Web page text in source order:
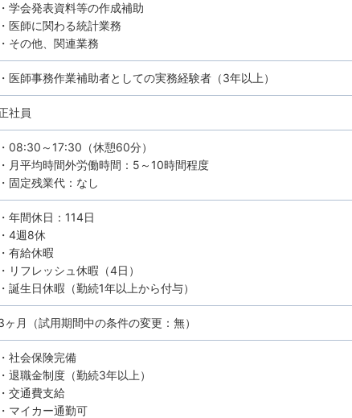
・学会発表資料等の作成補助
・医師に関わる統計業務
・その他、関連業務
・医師事務作業補助者としての実務経験者（3年以上）
社員
・08:30～17:30（休憩60分）
・月平均時間外労働時間：5～10時間程度
・固定残業代：なし
・年間休日：114日
・4週8休
・有給休暇
・リフレッシュ休暇（4日）
・誕生日休暇（勤続1年以上から付与）
ヶ月（試用期間中の条件の変更：無）
・社会保険完備
・退職金制度（勤続3年以上）
・交通費支給
・マイカー通勤可